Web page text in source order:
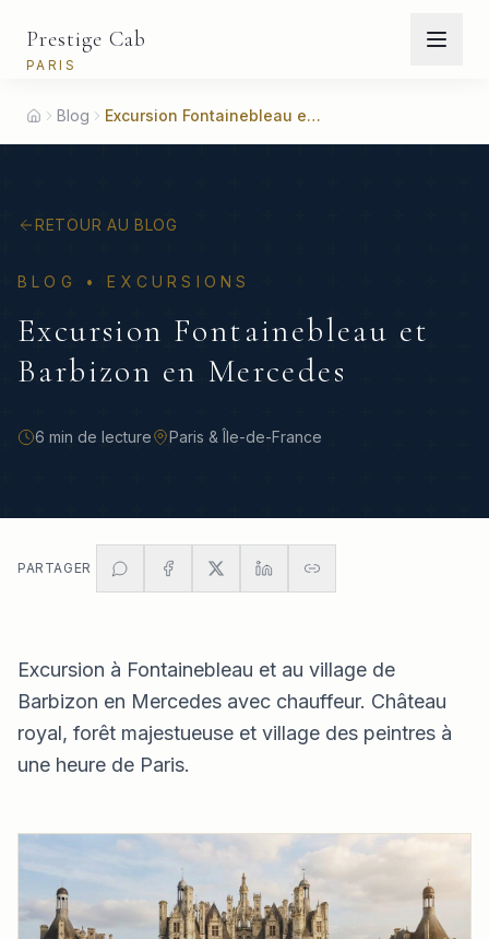
Prestige Cab
PARIS
Accueil
Blog Excursion Fontainebleau et Barbizon en Mercedes
RETOUR AU BLOG
BLOG •EXCURSIONS
Excursion Fontainebleau et
Barbizon en Mercedes
6 min de lecture Paris & Île-de-France
PARTAGER
Excursion à Fontainebleau et au village de
Barbizon en Mercedes avec chauffeur. Château
royal, forêt majestueuse et village des peintres à
une heure de Paris.